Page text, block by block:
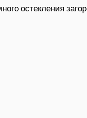
остекления